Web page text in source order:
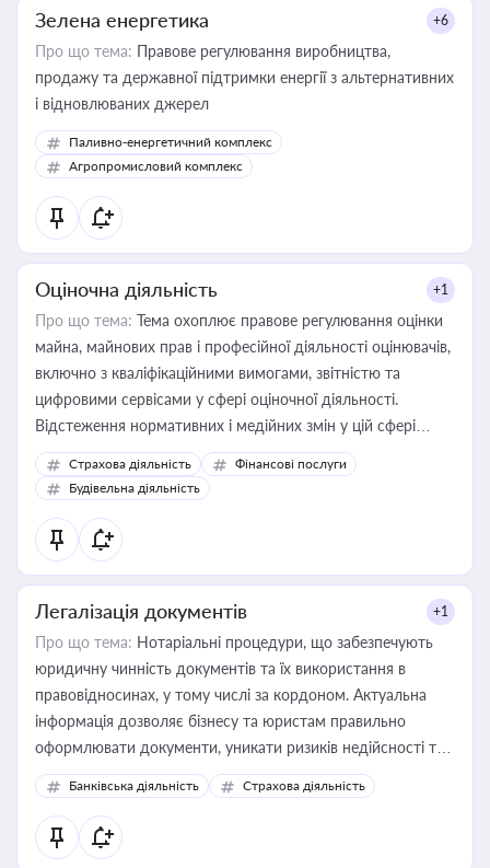
Зелена енергетика +6
Про що тема: Правове регулювання виробництва,
продажу та державної підтримки енергії з альтернативних
і відновлюваних джерел
Паливно-енергетичний комплекс
Агропромисловий комплекс
Оціночна діяльність +1
Про що тема: Тема охоплює правове регулювання оцінки
майна, майнових прав і професійної діяльності оцінювачів,
включно з кваліфікаційними вимогами, звітністю та
цифровими сервісами у сфері оціночної діяльності.
Відстеження нормативних і медійних змін у цій сфері
корисне для власника бізнесу, керівника, юриста або
бухгалтера під час оподаткування, приватизації, оренди
державного майна, корпоративних угод і перевірки
статусу суб'єктів оціночної діяльності
Страхова діяльність
Фінансові послуги
Будівельна діяльність
Легалізація документів +1
Про що тема: Нотаріальні процедури, що забезпечують
юридичну чинність документів та їх використання в
правовідносинах, у тому числі за кордоном. Актуальна
інформація дозволяє бізнесу та юристам правильно
оформлювати документи, уникати ризиків недійсності та
забезпечувати їх належне прийняття органами влади та
контрагентами
Банківська діяльність Страхова діяльність